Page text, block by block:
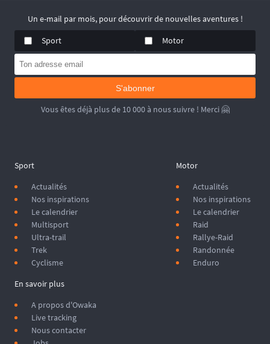
📆 Prochaines dates : du 2 au 15 Mai 2027.
Un e-mail par mois, pour découvrir de nouvelles aventures !
Sport
Motor
S'abonner
Vous êtes déjà plus de 10 000 à nous suivre ! Merci 🤗
Sport
Actualités
Nos inspirations
Le calendrier
Multisport
Ultra-trail
Trek
Cyclisme
Motor
Actualités
Nos inspirations
Le calendrier
Raid
Rallye-Raid
Randonnée
Enduro
En savoir plus
A propos d'Owaka
Live tracking
Nous contacter